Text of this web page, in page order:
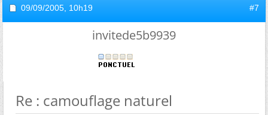
09/09/2005, 10h19 #7
invitede5b9939
Re : camouflage naturel